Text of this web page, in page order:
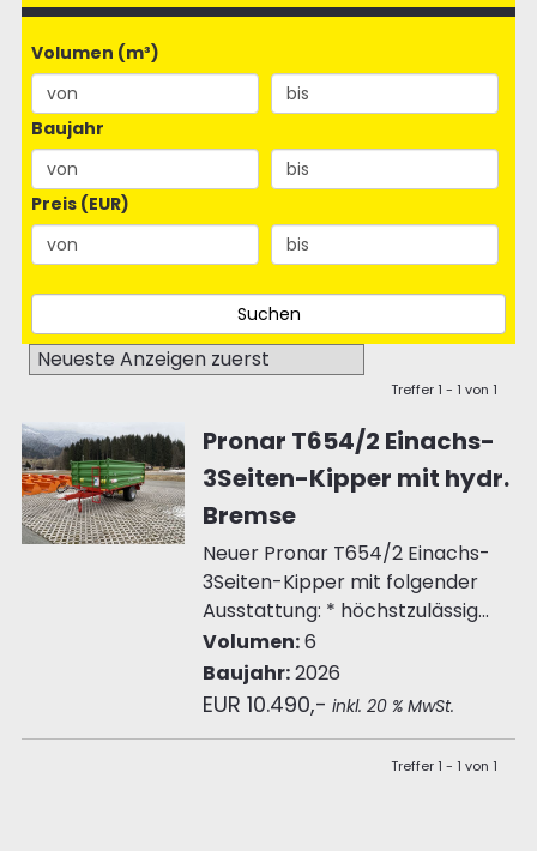
Volumen (m³)
Baujahr
Preis (EUR)
Treffer 1 - 1 von 1
Pronar T654/2 Einachs-
3Seiten-Kipper mit hydr.
Bremse
Neuer Pronar T654/2 Einachs-
3Seiten-Kipper mit folgender
Ausstattung: * höchstzulässig...
Volumen:6
Baujahr:2026
EUR 10.490,- inkl. 20 % MwSt.
Treffer 1 - 1 von 1